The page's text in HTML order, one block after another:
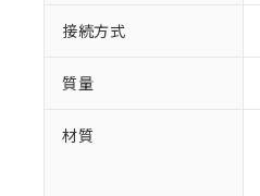
接続方式
質量
材質